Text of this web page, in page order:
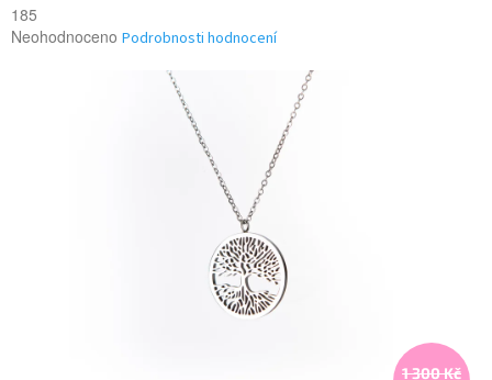
185
Průměrné
Neohodnoceno Podrobnosti hodnocení
1 300 Kč